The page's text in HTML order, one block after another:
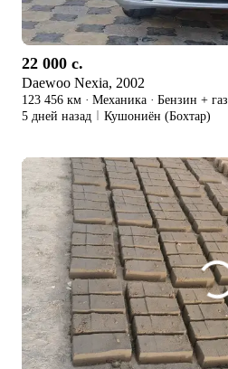
22 000 c.
Daewoo Nexia, 2002
123 456 км · Механика · Бензин + газ
5 дней назад
Кушониён (Бохтар)